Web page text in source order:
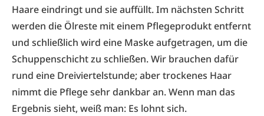
Haare eindringt und sie auffüllt. Im nächsten Schritt
werden die Ölreste mit einem Pflegeprodukt entfernt
und schließlich wird eine Maske aufgetragen, um die
Schuppenschicht zu schließen. Wir brauchen dafür
rund eine Dreiviertelstunde; aber trockenes Haar
nimmt die Pflege sehr dankbar an. Wenn man das
Ergebnis sieht, weiß man: Es lohnt sich.